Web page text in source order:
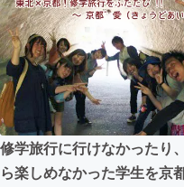
アート・写真
テクノロジー・
映像・映画
ビジネス・起業
修学旅行に行けなかったり
ら楽しめなかった学生を京